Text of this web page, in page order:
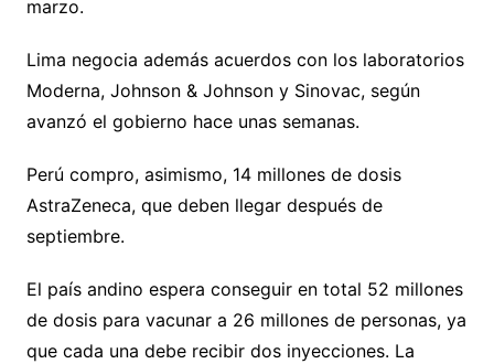
marzo.
Lima negocia además acuerdos con los laboratorios
Moderna, Johnson & Johnson y Sinovac, según
avanzó el gobierno hace unas semanas.
Perú compro, asimismo, 14 millones de dosis
AstraZeneca, que deben llegar después de
septiembre.
El país andino espera conseguir en total 52 millones
de dosis para vacunar a 26 millones de personas, ya
que cada una debe recibir dos inyecciones. La